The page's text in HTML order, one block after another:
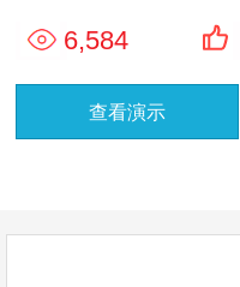
6,584
查看演示